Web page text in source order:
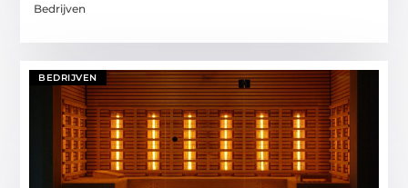
Bedrijven
BEDRIJVEN